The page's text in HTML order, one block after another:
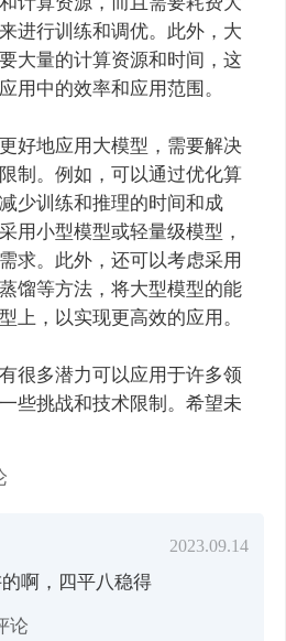
进行训练和调优。此外，大
大量的计算资源和时间，这
用中的效率和应用范围。
好地应用大模型，需要解决
制。例如，可以通过优化算
少训练和推理的时间和成
用小型模型或轻量级模型，
求。此外，还可以考虑采用
馏等方法，将大型模型的能
上，以实现更高效的应用。
很多潜力可以应用于许多领
些挑战和技术限制。希望未
2023.09.14
啊，四平八稳得
论